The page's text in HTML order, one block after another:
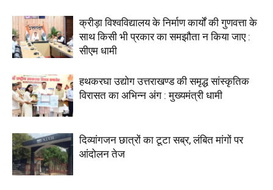
क्रीड़ा विश्वविद्यालय के निर्माण कार्यों की गुणवत्ता के
साथ किसी भी प्रकार का समझौता न किया जाए :
सीएम धामी
हथकरघा उद्योग उत्तराखण्ड की समृद्ध सांस्कृतिक
विरासत का अभिन्न अंग : मुख्यमंत्री धामी
दिव्यांगजन छात्रों का टूटा सब्र, लंबित मांगों पर
आंदोलन तेज